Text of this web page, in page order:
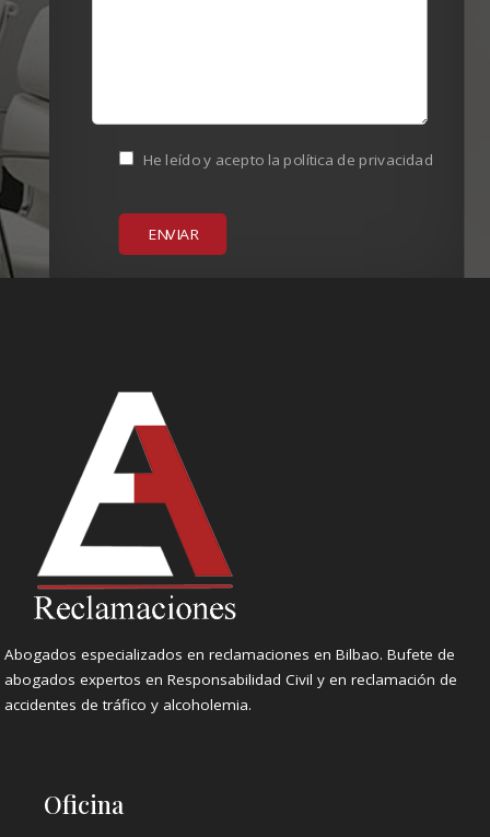
He leído y acepto la política de privacidad
Abogados especializados en reclamaciones en Bilbao. Bufete de
abogados expertos en Responsabilidad Civil y en reclamación de
accidentes de tráfico y alcoholemia.
Oficina